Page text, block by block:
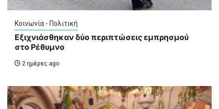
Κοινωνία - Πολιτική
Εξιχνιάσθηκαν δύο περιπτώσεις εμπρησμού
στο Ρέθυμνο
2 ημέρες ago